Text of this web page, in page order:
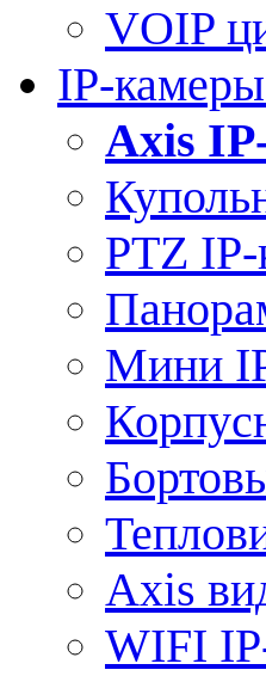
VOIP
IP-
Axis
PTZ
Мини
Axis
WIFI